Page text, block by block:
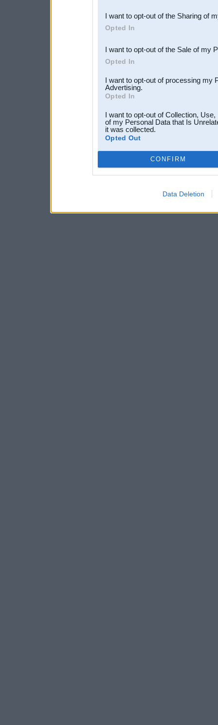
Downstream Participants
third parties.
I want to opt-out of the Sharing of
Opted In
I want to opt-out of the Sale of my
Opted In
I want to opt-out of processing my
Advertising.
Opted In
I want to opt-out of Collection,
of my Personal Data that Is
it was collected.
Opted Out
CONFIRM
Data Deletion